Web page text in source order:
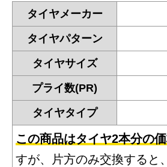
タイヤメーカー
タイヤパターン
タイヤサイズ
プライ数(PR)
タイヤタイプ
この商品はタイヤ2本分の価
すが、片方のみ交換すると